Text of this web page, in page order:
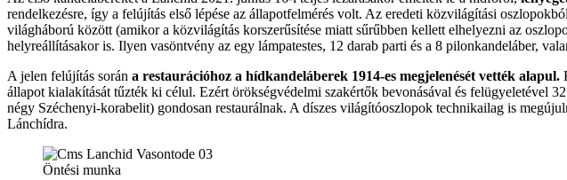
rendelkezésre, így a felújítás első lépése az állapotfelmérés volt. Az eredeti közvilágítási
világháború között (amikor a közvilágítás korszerűsítése miatt sűrűbben kellett elhelyezni az
helyreállításakor is. Ilyen vasöntvény az egy lámpatestes, 12 darab parti és a 8 pilonkandeláber,
A jelen felújítás során a restaurációhoz a hídkandeláberek 1914-es megjelenését vették alapul.
állapot kialakítását tűzték ki célul. Ezért örökségvédelmi szakértők bevonásával és felügyeletével
négy Széchenyi-korabelit) gondosan restaurálnak. A díszes világítóoszlopok technikailag is
Lánchídra.
Öntési munka